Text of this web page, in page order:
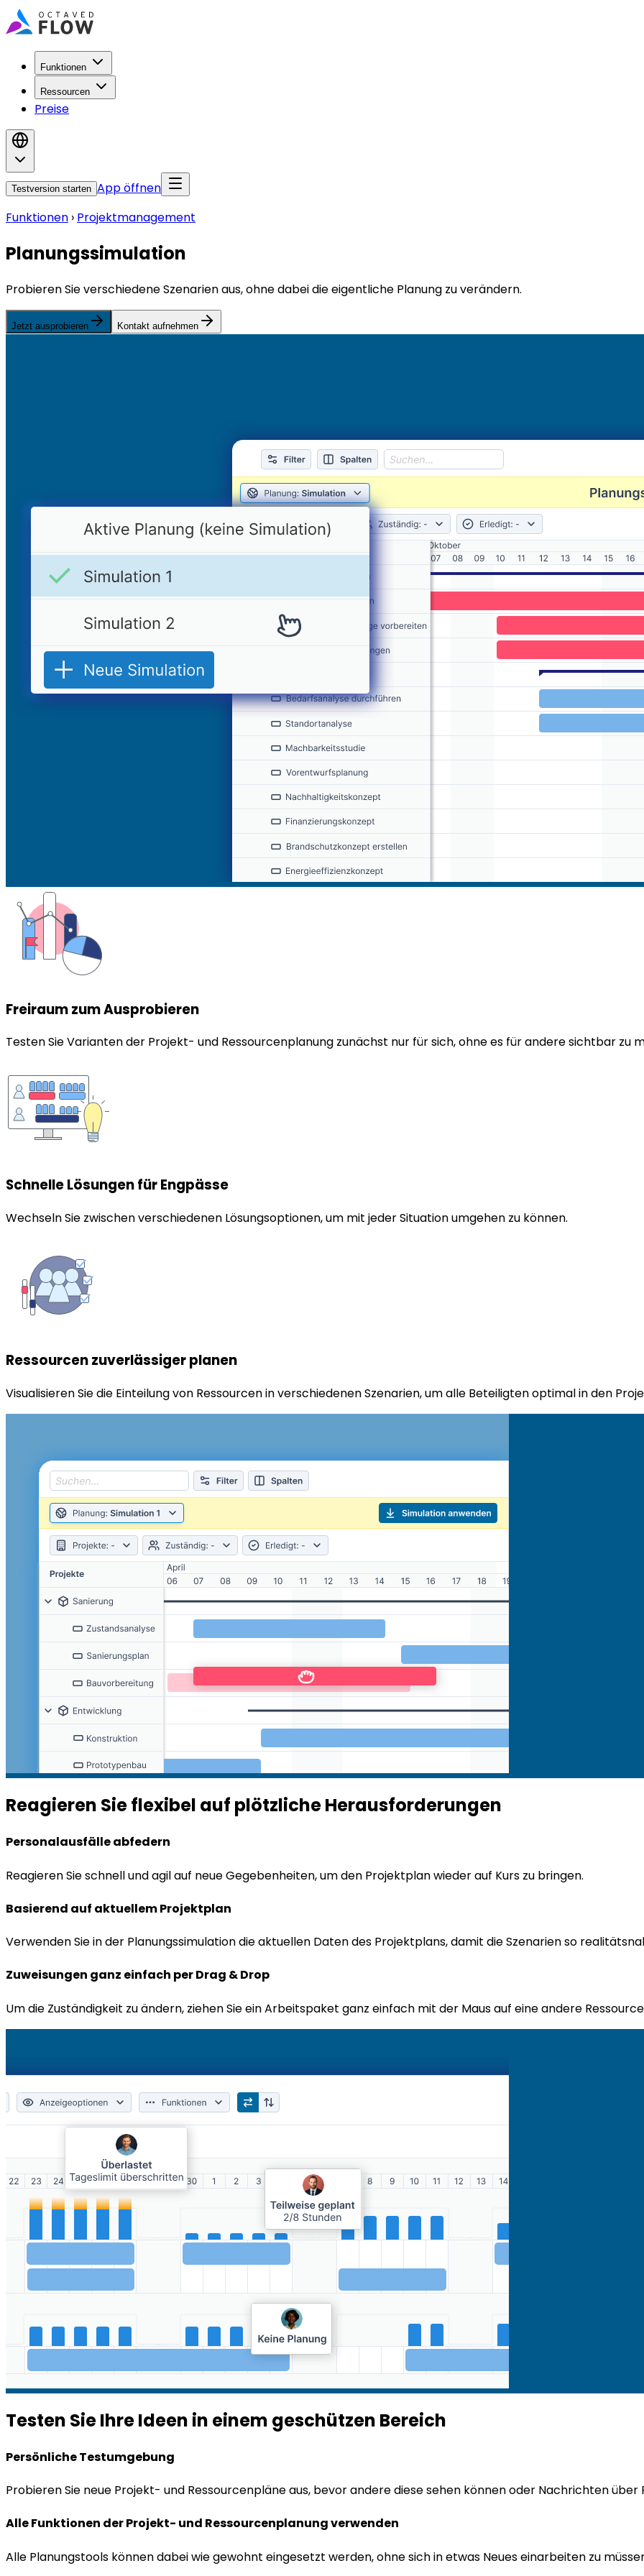
Funktionen
Ressourcen
Preise
Testversion starten App öffnen
Funktionen › Projektmanagement
Planungssimulation
Probieren Sie verschiedene Szenarien aus, ohne dabei die eigentliche Planung zu verändern.
Jetzt ausprobieren Kontakt aufnehmen
Freiraum zum Ausprobieren
Testen Sie Varianten der Projekt- und Ressourcenplanung zunächst nur für sich, ohne es für andere sichtbar zu
Schnelle Lösungen für Engpässe
Wechseln Sie zwischen verschiedenen Lösungsoptionen, um mit jeder Situation umgehen zu können.
Ressourcen zuverlässiger planen
Visualisieren Sie die Einteilung von Ressourcen in verschiedenen Szenarien, um alle Beteiligten optimal in den
Reagieren Sie flexibel auf plötzliche Herausforderungen
Personalausfälle abfedern
Reagieren Sie schnell und agil auf neue Gegebenheiten, um den Projektplan wieder auf Kurs zu bringen.
Basierend auf aktuellem Projektplan
Verwenden Sie in der Planungssimulation die aktuellen Daten des Projektplans, damit die Szenarien so
Zuweisungen ganz einfach per Drag & Drop
Um die Zuständigkeit zu ändern, ziehen Sie ein Arbeitspaket ganz einfach mit der Maus auf eine andere
Testen Sie Ihre Ideen in einem geschützen Bereich
Persönliche Testumgebung
Probieren Sie neue Projekt- und Ressourcenpläne aus, bevor andere diese sehen können oder Nachrichten
Alle Funktionen der Projekt- und Ressourcenplanung verwenden
Alle Planungstools können dabei wie gewohnt eingesetzt werden, ohne sich in etwas Neues einarbeiten zu